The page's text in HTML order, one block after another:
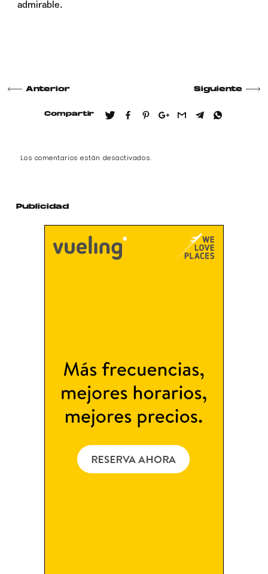
admirable.
Anterior Siguiente
Compartir
Los comentarios están desactivados.
Publicidad